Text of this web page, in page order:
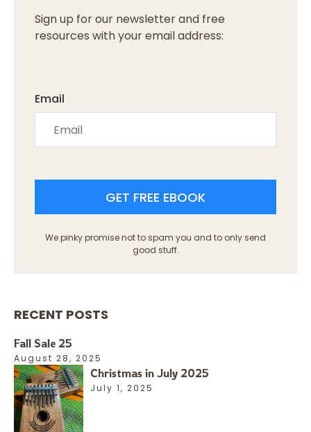
Sign up for our newsletter and free
resources with your email address:
Email
GET FREE EBOOK
We pinky promise not to spam you and to only send
good stuff.
RECENT POSTS
Fall Sale 25
August 28, 2025
Christmas in July 2025
July 1, 2025